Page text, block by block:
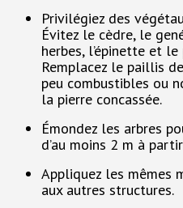
Privilégiez des
Évitez le cèdre, le
herbes, l’épinette et
Remplacez le paillis
peu combustibles ou
la pierre concassée.
Émondez les arbres
d’au moins 2 m à
Appliquez les mêmes
aux autres structures.